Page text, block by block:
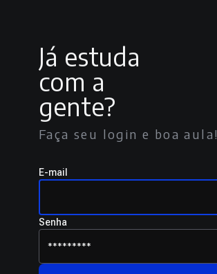
Já estuda
com a
gente?
Faça seu login e boa aula!
E-mail
Senha